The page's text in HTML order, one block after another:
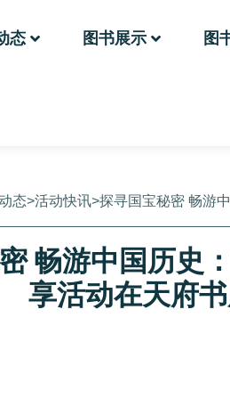
态 图书展示 图
态>活动快讯>探寻国宝秘密 畅游
畅游中国历史
享活动在天府